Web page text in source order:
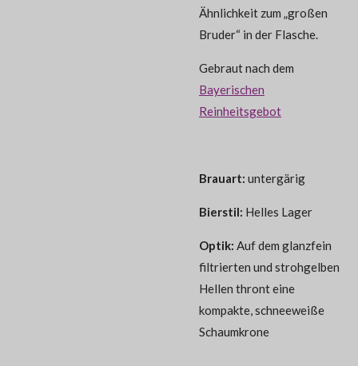
Ähnlichkeit zum „großen
Bruder“ in der Flasche.
Gebraut nach dem
Bayerischen
Reinheitsgebot
Brauart: untergärig
Bierstil: Helles Lager
Optik: Auf dem glanzfein
filtrierten und strohgelben
Hellen thront eine
kompakte, schneeweiße
Schaumkrone